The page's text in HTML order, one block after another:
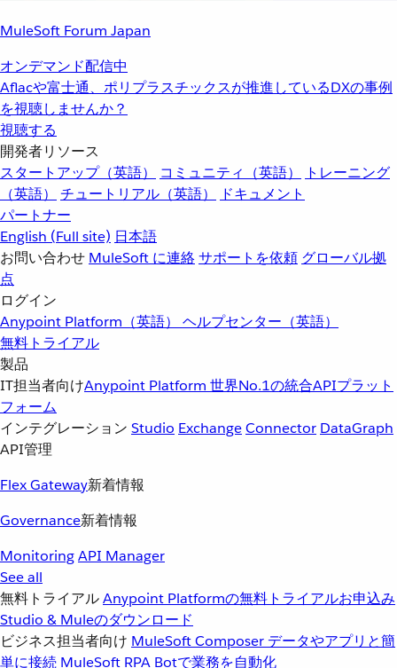
MuleSoft Forum Japan
オンデマンド配信中
Aflacや富士通、ポリプラスチックスが推進しているDXの事例
を視聴しませんか？
視聴する
開発者リソース
スタートアップ（英語）
コミュニティ（英語）
トレーニング
（英語）
チュートリアル（英語）
ドキュメント
パートナー
English (Full site) 日本語
お問い合わせ MuleSoft に連絡サポートを依頼 グローバル拠
点
ログイン
Anypoint Platform（英語） ヘルプセンター（英語）
無料トライアル
製品
IT担当者向けAnypoint Platform 世界No.1の統合APIプラット
フォーム
インテグレーション Studio ExchangeConnector DataGraph
API管理
Flex Gateway新着情報
Governance新着情報
MonitoringAPI Manager
See all
無料トライアルAnypoint Platformの無料トライアルお申込み
Studio & Muleのダウンロード
ビジネス担当者向け MuleSoft Composer データやアプリと簡
単に接続 MuleSoft RPA Botで業務を自動化